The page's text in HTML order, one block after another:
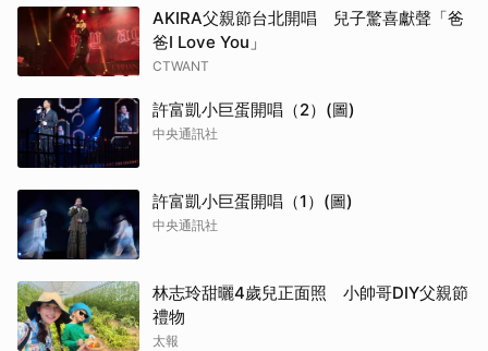
AKIRA父親節台北開唱 兒子驚喜獻聲「爸
爸I Love You」
CTWANT
許富凱小巨蛋開唱（2）(圖)
中央通訊社
許富凱小巨蛋開唱（1）(圖)
中央通訊社
林志玲甜曬4歲兒正面照 小帥哥DIY父親節
禮物
太報